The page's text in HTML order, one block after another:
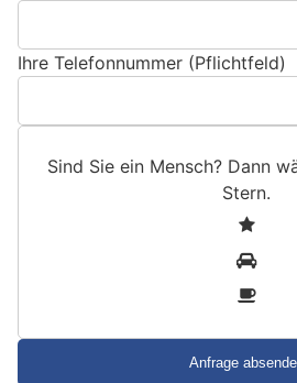
Ihre Telefonnummer (Pflichtfeld)
Sind Sie ein Mensch? Dann
Stern.